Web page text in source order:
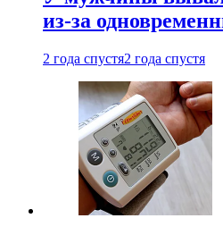
из-за
2 года спустя2 года спустя